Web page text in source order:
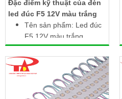
nhau
Đặc điểm kỹ thuật của đèn
led đúc F5 12V màu trắng
Tên sản phẩm: Led đúc
F5 12V màu trắng
Điện áp làm việc: DC
12V
Màu sắc ánh sáng:
Công suất: 0.3W / led